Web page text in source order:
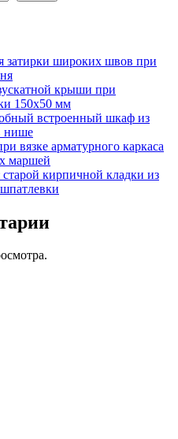
затирки широких швов при
крыши при
150х50 мм
встроенный шкаф из
нише
вязке арматурного каркаса
маршей
старой кирпичной кладки из